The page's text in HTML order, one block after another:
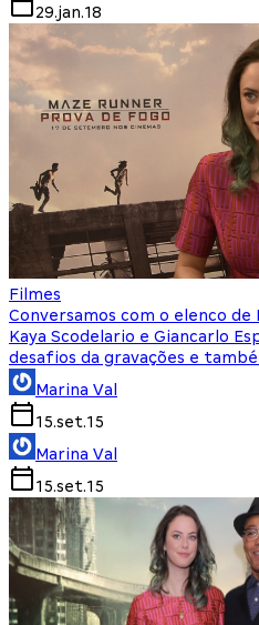
29.jan.18
Filmes
Conversamos com o elenco de
Kaya Scodelario e Giancarlo
desafios da gravações e
Marina Val
15.set.15
Marina Val
15.set.15